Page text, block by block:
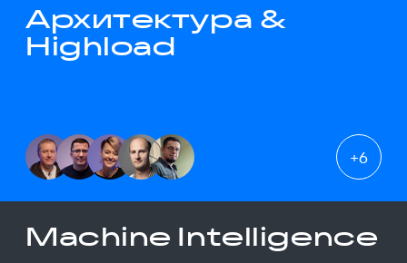
Архитектура &
Highload
+6
Machine Intelligence